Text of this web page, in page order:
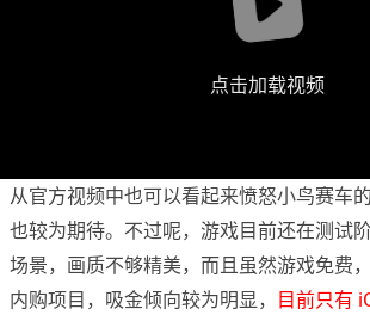
点击加载视频
从官方视频中也可以看起来愤怒小鸟赛车
也较为期待。不过呢，游戏目前还在测试
场景，画质不够精美，而且虽然游戏免费
内购项目，吸金倾向较为明显， 目前只有